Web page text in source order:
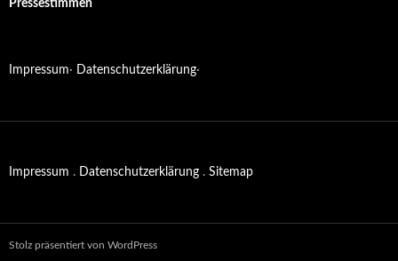
Pressestimmen
Impressum· Datenschutzerklärung·
Impressum . Datenschutzerklärung . Sitemap
Stolz präsentiert von WordPress